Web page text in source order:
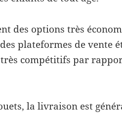
des options très
plateformes de vente
compétitifs par
la livraison est